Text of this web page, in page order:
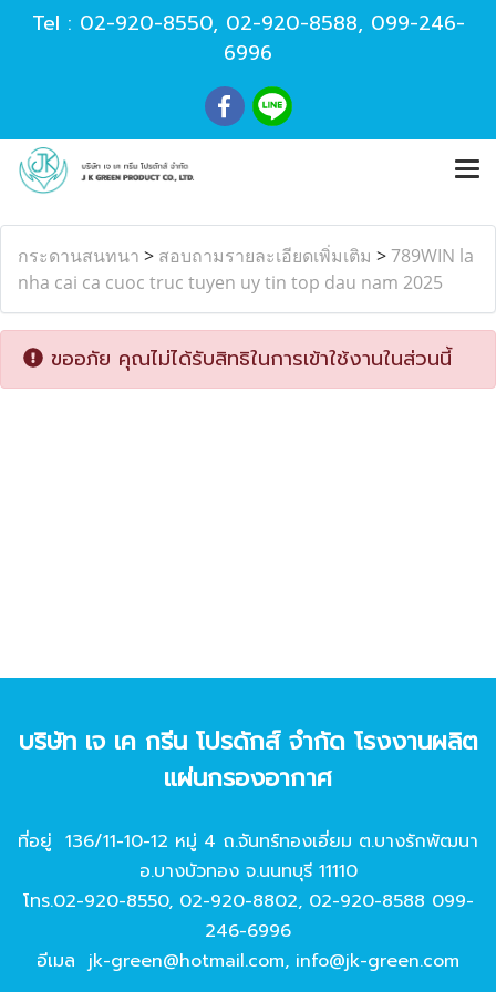
Tel : 02-920-8550, 02-920-8588, 099-246-
6996
กระดานสนทนา > สอบถามรายละเอียดเพิ่มเติม >789WIN la
nha cai ca cuoc truc tuyen uy tin top dau nam 2025
ขออภัย คุณไม่ได้รับสิทธิในการเข้าใช้งานในส่วนนี้
บริษัท เจ เค กรีน โปรดักส์ จํากัด โรงงานผลิต
แผ่นกรองอากาศ
ที่อยู่ 136/11-10-12 หมู่ 4 ถ.จันทร์ทองเอี่ยม ต.บางรักพัฒนา
อ.บางบัวทอง จ.นนทบุรี 11110
โทร.02-920-8550, 02-920-8802, 02-920-8588 099-
246-6996
อีเมล jk-green@hotmail.com, info@jk-green.com